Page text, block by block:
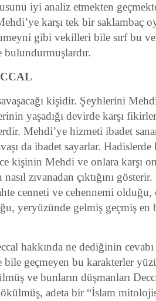
iyi analiz etmekten
karşı tek bir saklambaç
gibi vekilleri bile sırf bu
bulundurmuşlardır.
kişidir. Şeyhlerini
yaşadığı devirde karşı
Mehdi’ye hizmeti ibadet
da ibadet sayarlar.
kişinin Mehdi ve onlara karşı
zıvanadan çıktığını
cenneti ve cehennemi
yeryüzünde gelmiş geçmiş
hakkında ne dediğinin
bile geçmeyen bu karakterler
ve bunların düşmanları
adeta bir “İslam